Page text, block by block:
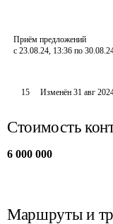
Приём предложений
с 23.08.24, 13:36 по
15 Изменён31 авг
Стоимость
6 000 000
Маршруты и